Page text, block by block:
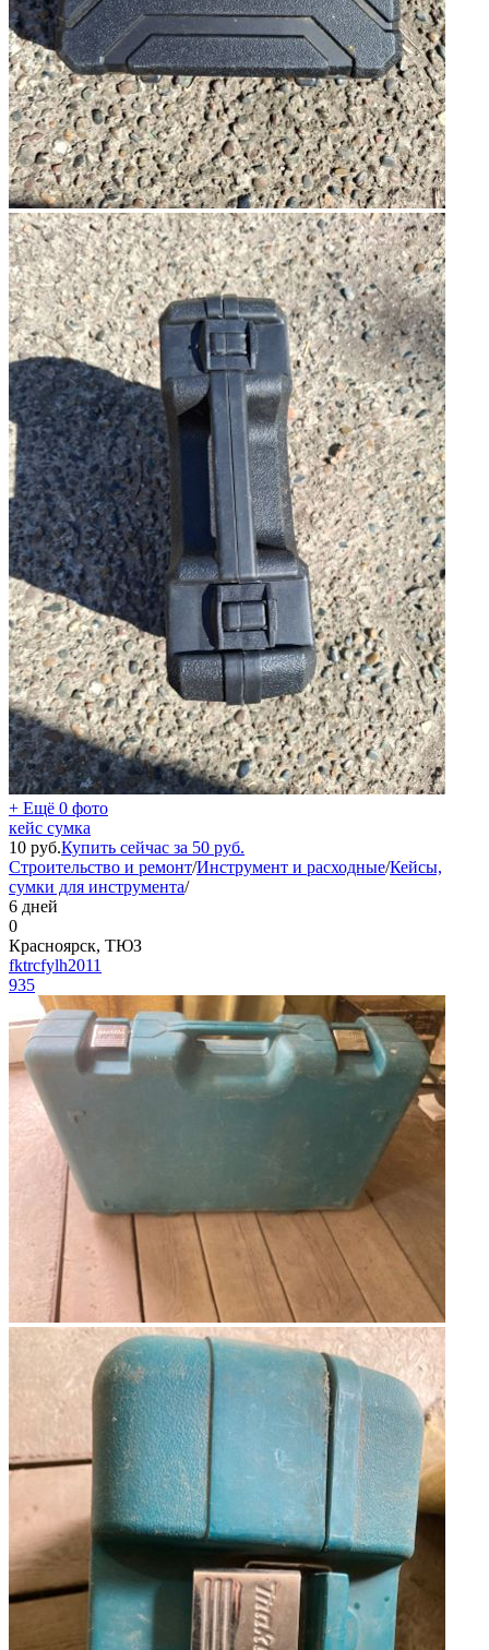
+ Ещё 0 фото
кейс сумка
10 руб.Купить сейчас за 50 руб.
Строительство и ремонт/Инструмент и расходные/Кейсы,
сумки для инструмента/
6 дней
0
Красноярск, ТЮЗ
fktrcfylh2011
935